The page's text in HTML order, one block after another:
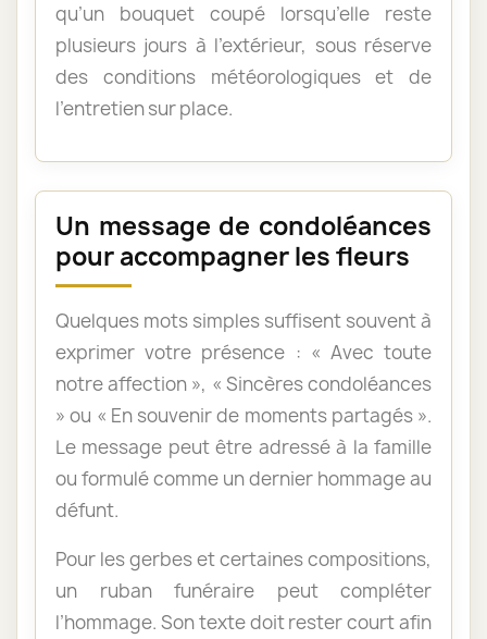
qu’un bouquet coupé lorsqu’elle reste
plusieurs jours à l’extérieur, sous réserve
des conditions météorologiques et de
l’entretien sur place.
Un message de condoléances
pour accompagner les fleurs
Quelques mots simples suffisent souvent à
exprimer votre présence : « Avec toute
notre affection », « Sincères condoléances
» ou « En souvenir de moments partagés ».
Le message peut être adressé à la famille
ou formulé comme un dernier hommage au
défunt.
Pour les gerbes et certaines compositions,
un ruban funéraire peut compléter
l’hommage. Son texte doit rester court afin